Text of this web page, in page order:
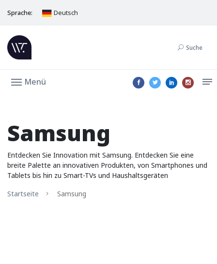
Sprache: Deutsch
Suche
Menü
Samsung
Entdecken Sie Innovation mit Samsung. Entdecken Sie eine
breite Palette an innovativen Produkten, von Smartphones und
Tablets bis hin zu Smart-TVs und Haushaltsgeräten
Startseite
Samsung